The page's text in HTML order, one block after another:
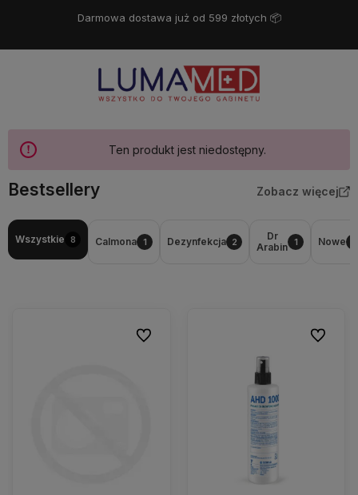
Darmowa dostawa już od 599 złotych 📦
Ten produkt jest niedostępny.
Bestsellery Zobacz więcej
Wszystkie 8 Calmona 1 Dezynfekcja 2
Dr
Arabin 1 Nowe
Do ulubionych Do